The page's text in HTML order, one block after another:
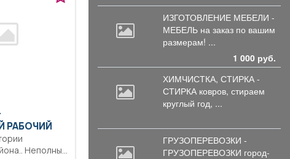
РАБОЧИЙ
Неполный
ИЗГОТОВЛЕНИЕ МЕБЕЛИ -
МЕБЕЛЬ на заказ по вашим
размерам! ...
1 000 руб.
ХИМЧИСТКА, СТИРКА -
СТИРКА ковров, стираем
круглый год, ...
ГРУЗОПЕРЕВОЗКИ -
ГРУЗОПЕРЕВОЗКИ город-